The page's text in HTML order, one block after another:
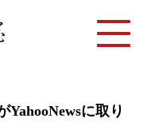
YahooNewsに取り